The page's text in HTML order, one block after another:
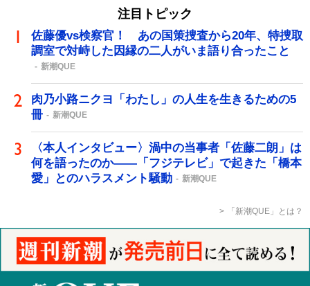
注目トピック
佐藤優vs検察官！ あの国策捜査から20年、特捜取
調室で対峙した因縁の二人がいま語り合ったこと
新潮QUE
肉乃小路ニクヨ「わたし」の人生を生きるための5
冊
新潮QUE
〈本人インタビュー〉渦中の当事者「佐藤二朗」は
何を語ったのか――「フジテレビ」で起きた「橋本
愛」とのハラスメント騒動
新潮QUE
「新潮QUE」とは？